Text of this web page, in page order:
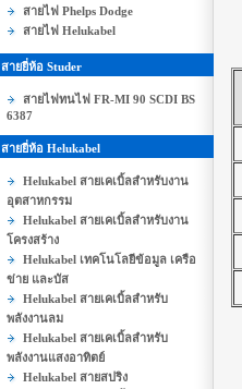
สายไฟ Phelps Dodge
สายไฟ Helukabel
สายยี่ห้อ Studer
สายไฟทนไฟ FR-MI 90 SCDI BS
6387
สายยี่ห้อ Helukabel
Helukabel สายเคเบิ้ลสำหรับงาน
อุตสาหกรรม
Helukabel สายเคเบิ้ลสำหรับงาน
โครงสร้าง
Helukabel เทคโนโลยีข้อมูล เครือ
ข่าย และบัส
Helukabel สายเคเบิ้ลสำหรับ
พลังงานลม
Helukabel สายเคเบิ้ลสำหรับ
พลังงานแสงอาทิตย์
Helukabel สายสปริง